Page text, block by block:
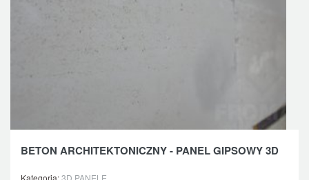
BETON ARCHITEKTONICZNY - PANEL GIPSOWY 3D